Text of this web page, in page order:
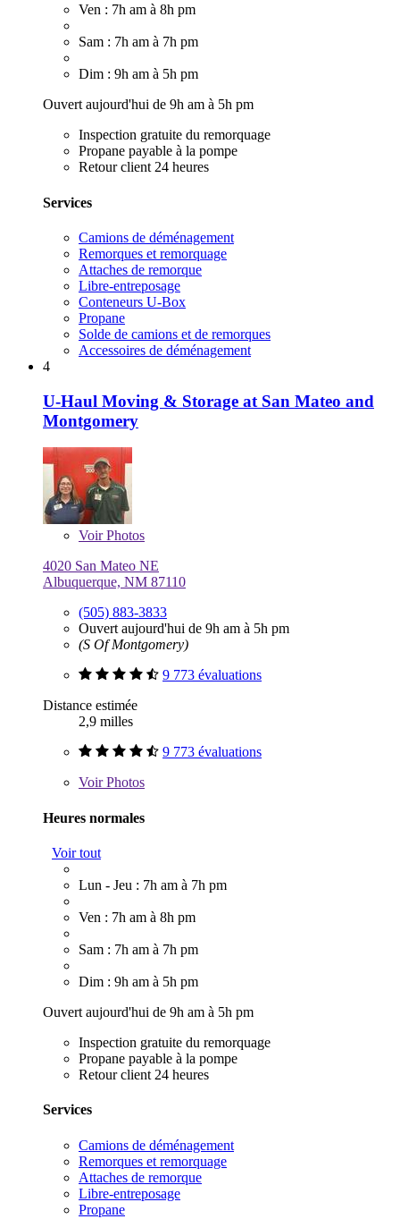
Ven : 7h am à 8h pm
Sam : 7h am à 7h pm
Dim : 9h am à 5h pm
Ouvert aujourd'hui de 9h am à 5h pm
Inspection gratuite du remorquage
Propane payable à la pompe
Retour client 24 heures
Services
Camions de déménagement
Remorques et remorquage
Attaches de remorque
Libre-entreposage
Conteneurs U-Box
Propane
Solde de camions et de remorques
Accessoires de déménagement
4
U-Haul Moving & Storage at San Mateo and
Montgomery
VoirPhotos
4020 San Mateo NE
Albuquerque, NM 87110
(505) 883-3833
Ouvert aujourd'hui de 9h am à 5h pm
(S Of Montgomery)
9 773 évaluations
Distance estimée
2,9 milles
9 773 évaluations
VoirPhotos
Heures normales
Voir tout
Lun - Jeu : 7h am à 7h pm
Ven : 7h am à 8h pm
Sam : 7h am à 7h pm
Dim : 9h am à 5h pm
Ouvert aujourd'hui de 9h am à 5h pm
Inspection gratuite du remorquage
Propane payable à la pompe
Retour client 24 heures
Services
Camions de déménagement
Remorques et remorquage
Attaches de remorque
Libre-entreposage
Propane